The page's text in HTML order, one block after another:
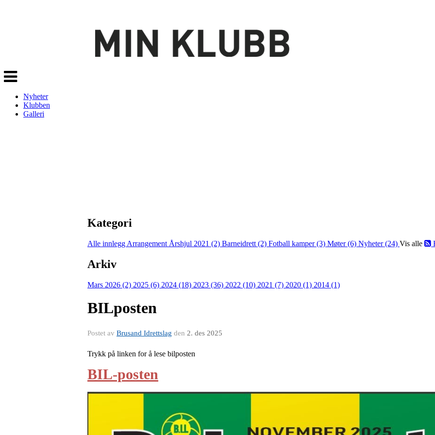
Veksle
navigasjon
Nyheter
Klubben
Galleri
Kategori
Alle innlegg Arrangement Årshjul 2021 (2) Barneidrett (2) Fotball kamper (3) Møter (6) Nyheter (24) Vis alle
Arkiv
Mars 2026 (2) 2025 (6) 2024 (18) 2023 (36) 2022 (10) 2021 (7) 2020 (1) 2014 (1)
BILposten
Postet av Brusand Idrettslag den 2. des 2025
Trykk på linken for å lese bilposten
BIL-posten